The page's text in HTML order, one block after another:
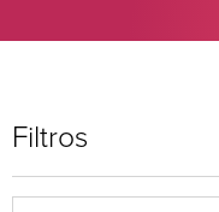
Filtros